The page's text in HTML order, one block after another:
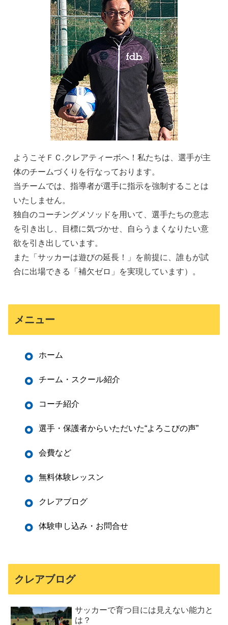
ようこそＦＣ.クレアティーボへ！私たちは、選手が主
体のチームづくりを行なっております。
当チームでは、指導者が選手に指示を強制することは
いたしません。
独自のコーチングメソッドを用いて、選手たちの意志
を引き出し、目標に気づかせ、自らうまくなりたい意
欲を引き出しています。
また「サッカーは遊びの延長！」を前提に、誰もが試
合に出場できる「補欠ゼロ」を実現しています）。
メニュー
ホーム
チーム・スクール紹介
コーチ紹介
選手・保護者からいただいた“よろこびの声”
会費など
無料体験レッスン
クレアブログ
体験申し込み・お問合せ
クレアブログ
サッカーで育つ目には見えない能力と
は？